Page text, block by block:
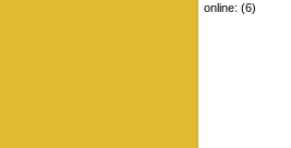
online: (6)